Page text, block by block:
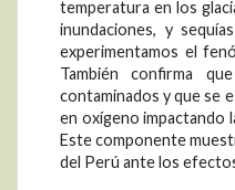
temperatura en los
inundaciones, y
experimentamos el
También confirma
contaminados y que se
en oxígeno impactando
Este componente
del Perú ante los